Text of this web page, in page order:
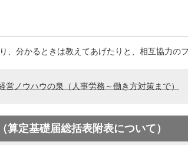
、分かるときは教えてあげたりと、相互協力の
営ノウハウの泉（人事労務～働き方対策まで）
算定基礎届総括表附表について）